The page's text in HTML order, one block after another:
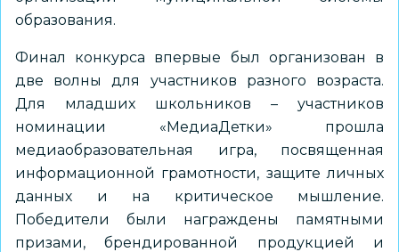
образования.
Финал конкурса впервые был организован в
две волны для участников разного возраста.
Для младших школьников – участников
номинации «МедиаДетки» прошла
медиаобразовательная игра, посвященная
информационной грамотности, защите личных
данных и на критическое мышление.
Победители были награждены памятными
призами, брендированной продукцией и